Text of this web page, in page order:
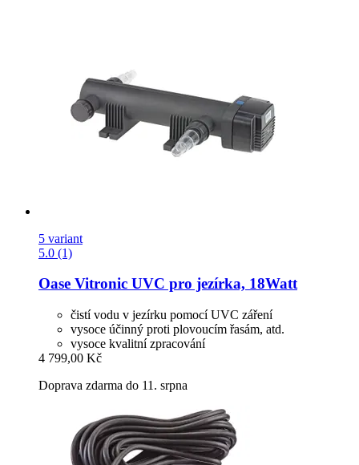
5 variant
5.0 (1)
Oase Vitronic UVC pro jezírka, 18Watt
čistí vodu v jezírku pomocí UVC záření
vysoce účinný proti plovoucím řasám, atd.
vysoce kvalitní zpracování
4 799,00 Kč
Doprava zdarma do 11. srpna